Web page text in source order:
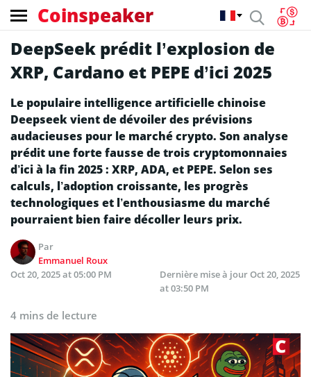
Coinspeaker
DeepSeek prédit l’explosion de
XRP, Cardano et PEPE d’ici 2025
Le populaire intelligence artificielle chinoise
Deepseek vient de dévoiler des prévisions
audacieuses pour le marché crypto. Son analyse
prédit une forte fausse de trois cryptomonnaies
d’ici à la fin 2025 : XRP, ADA, et PEPE. Selon ses
calculs, l’adoption croissante, les progrès
technologiques et l’enthousiasme du marché
pourraient bien faire décoller leurs prix.
Par
Emmanuel Roux
Oct 20, 2025 at 05:00 PM
Dernière mise à jourOct 20, 2025
at 03:50 PM
4 mins de lecture